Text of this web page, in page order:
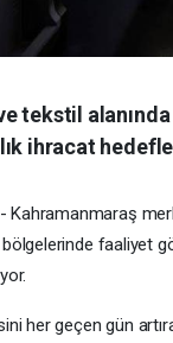
tekstil
ihracat
Kahramanmaraş
faaliyet
her geçen gün